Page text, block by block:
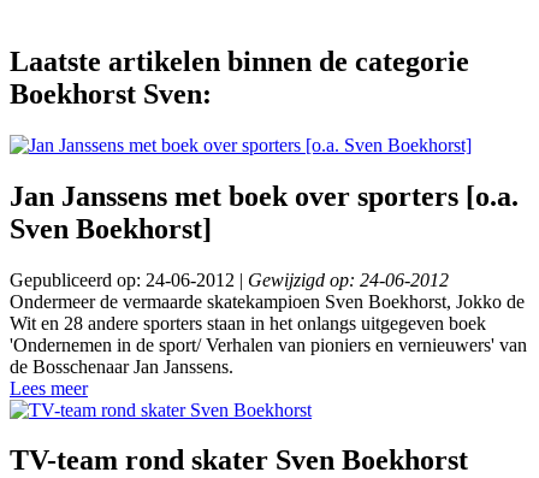
Laatste artikelen binnen de categorie
Boekhorst Sven:
Jan Janssens met boek over sporters [o.a.
Sven Boekhorst]
Gepubliceerd op: 24-06-2012 | Gewijzigd op: 24-06-2012
Ondermeer de vermaarde skatekampioen Sven Boekhorst, Jokko de
Wit en 28 andere sporters staan in het onlangs uitgegeven boek
'Ondernemen in de sport/ Verhalen van pioniers en vernieuwers' van
de Bosschenaar Jan Janssens.
Lees meer
TV-team rond skater Sven Boekhorst